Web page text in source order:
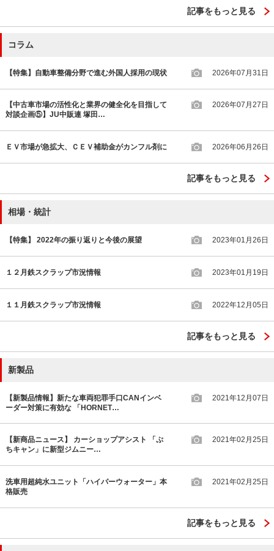
記事をもっと見る
コラム
【特集】自動車整備分野で進む外国人採用の現状 2026年07月31日
【中古車市場の活性化と業界の健全化を目指して
対談企画⑤】JU中販連 塚田…
2026年07月27日
ＥＶ市場が急拡大、ＣＥＶ補助金がカンフル剤に 2026年06月26日
記事をもっと見る
相場・統計
【特集】 2022年の振り返りと今後の展望 2023年01月26日
１２月鉄スクラップ市況情報 2023年01月19日
１１月鉄スクラップ市況情報 2022年12月05日
記事をもっと見る
新製品
【新製品情報】新たな車両犯罪手口CANインベ
ーダー対策に有効な 「HORNET…
2021年12月07日
【新商品ニュース】 カーショップアシスト 「ぷ
ちキャン」に新型ジムニー…
2021年02月25日
洗車用超純水ユニット「ハイパーウォーター」本
格販売
2021年02月25日
記事をもっと見る